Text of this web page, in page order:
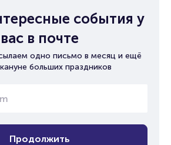
события у
вас в почте
одно письмо в месяц и ещё
больших праздников
Продолжить